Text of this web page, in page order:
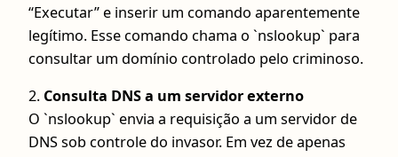
“Executar” e inserir um comando aparentemente
legítimo. Esse comando chama o `nslookup` para
consultar um domínio controlado pelo criminoso.
2. Consulta DNS a um servidor externo
O `nslookup` envia a requisição a um servidor de
DNS sob controle do invasor. Em vez de apenas